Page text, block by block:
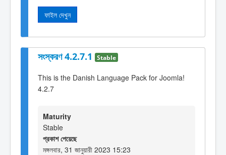
ফাইল দেখুন
সংস্করণ 4.2.7.1 Stable
This is the Danish Language Pack for Joomla!
4.2.7
Maturity
Stable
প্রকাশ পেয়েছে
মঙ্গলবার, 31 জানুয়ারী 2023 15:23